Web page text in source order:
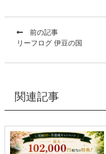
前の記事
リーフログ 伊豆の国
関連記事